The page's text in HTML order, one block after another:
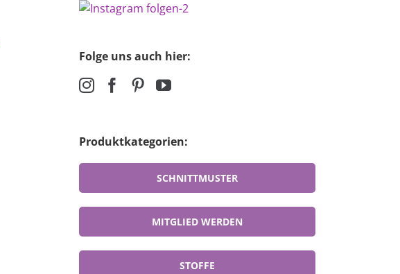
Folge uns auch hier:
Produktkategorien:
SCHNITTMUSTER
MITGLIED WERDEN
STOFFE